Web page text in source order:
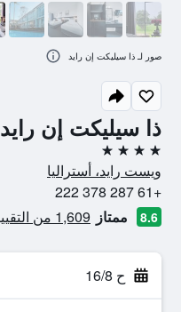
ذا سيليكت إن رايد
4 نجوم
ويست رايد، أستراليا
+61 287 378 222
8.6 ممتاز 1,609 من التقييمات تم التحقق منها
ح 16/8
صور لـ ذا سيليكت إن رايد